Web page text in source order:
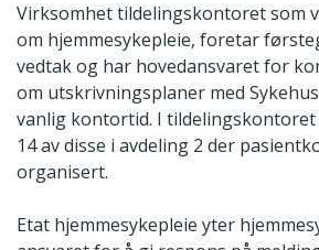
Virksomhet tildelingskontoret som
om hjemmesykepleie, foretar
vedtak og har hovedansvaret for
om utskrivningsplaner med
vanlig kontortid. I tildelingskontoret
14 av disse i avdeling 2 der
organisert.
Etat hjemmesykepleie yter